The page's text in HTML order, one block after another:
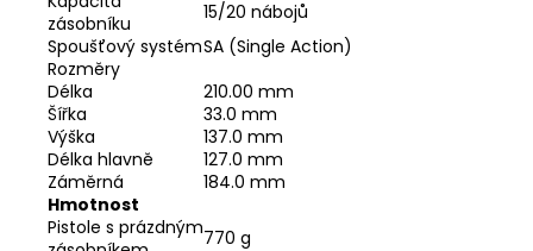
zásobníku
15/20 nábojů
Spoušťový systémSA (Single Action)
Rozměry
Délka
210.00 mm
Šířka
33.0 mm
Výška
137.0 mm
Délka hlavně
127.0 mm
Záměrná
184.0 mm
Hmotnost
Pistole s prázdným770 g